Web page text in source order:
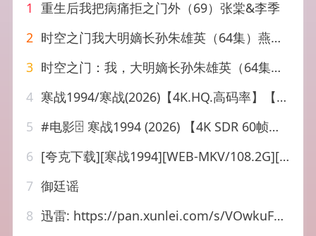
1 重生后我把病痛拒之门外（69）张棠&李季
2 时空之门我大明嫡长孙朱雄英（64集）燕颢元&李盼
3 时空之门：我，大明嫡长孙朱雄英（64集）燕颢元&李盼
4 寒战1994/寒战(2026)【4K.HQ.高码率】【60帧】【高码率】【国粤双语】【内嵌简英】
5 #电影🗄 寒战1994 (2026) 【4K SDR 60帧】【高码率】【国粤双语】【FLAC无损HIFI声】【动作/犯罪】【15.4G】📜介绍：作为《寒战》前传系列作品，故事聚焦于1994年的香港。彼时正值香港回归前夕，社会局势风云变幻，警队内部暗流涌动。面对前所未有的治安危机与政治角力，年轻一代的警界精英们在权力、信仰与义气之间面临严峻考验，并由此揭开了未来数十年警队高层权力博弈的序幕。💾夸克网盘📁 大小：X🏷 标签：#电影⬇️【评论区可搜索】 | 🔍网盘专搜
6 [夸克下载][寒战1994][WEB-MKV/108.2G][国粤双语/中英双字幕][4K-2160P][HDR&SDR&DV][多版本][吴彦祖 周润发]
7 御廷谣
8 迅雷: https://pan.xunlei.com/s/VOwkuFdD1DuKFE3OLm9pLsV8A1?pwd=i7we 南部档案.1080P更 33【超前完结】